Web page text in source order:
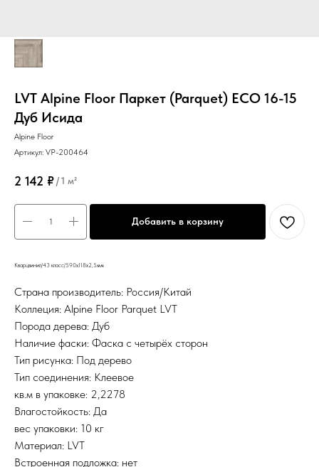
LVT Alpine Floor Паркет (Parquet) ECO 16-15
Дуб Исида
Alpine Floor
Артикул: VP-200464
2 142 ₽/1 м²
Добавить в корзину
Кварцвинил/43 класс/590х118х2,5мм
Страна производитель: Россия/Китай
Коллеция: Alpine Floor Parquet LVT
Порода дерева: Дуб
Наличие фаски: Фаска с четырёх сторон
Тип рисунка: Под дерево
Тип соединения: Клеевое
кв.м в упаковке: 2,2278
Влагостойкость: Да
вес упаковки: 10 кг
Материал: LVT
Встроенная подложка: нет